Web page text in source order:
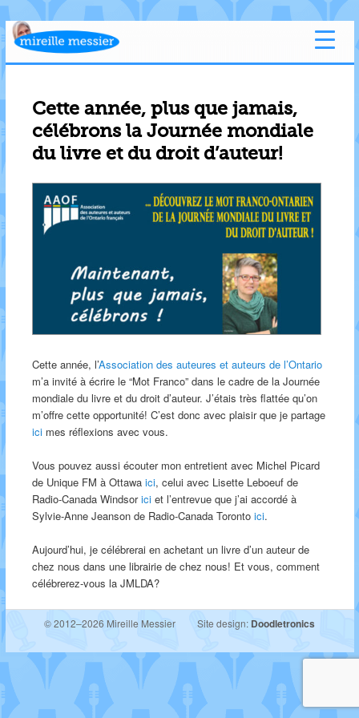
Cette année, plus que jamais,
célébrons la Journée mondiale
du livre et du droit d’auteur!
Cette année, l’Association des auteures et auteurs de l’Ontario
m’a invité à écrire le “Mot Franco” dans le cadre de la Journée
mondiale du livre et du droit d’auteur. J’étais très flattée qu’on
m’offre cette opportunité! C’est donc avec plaisir que je partage
icimes réflexions avec vous.
Vous pouvez aussi écouter mon entretient avec Michel Picard
de Unique FM à Ottawa ici, celui avec Lisette Leboeuf de
Radio-Canada Windsoriciet l’entrevue que j’ai accordé à
Sylvie-Anne Jeanson de Radio-Canada Toronto ici.
Aujourd’hui, je célébrerai en achetant un livre d’un auteur de
chez nous dans une librairie de chez nous! Et vous, comment
célébrerez-vous la JMLDA?
© 2012–2026 Mireille Messier Site design: Doodletronics